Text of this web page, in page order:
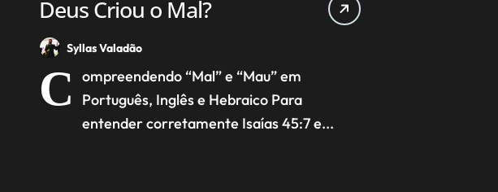
Deus Criou o Mal?
Syllas Valadão
C
ompreendendo “Mal” e “Mau” em
Português, Inglês e Hebraico Para
entender corretamente Isaías 45:7 e...